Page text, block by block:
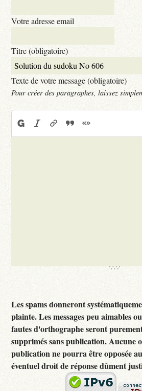
Votre adresse email
Titre (obligatoire)
Texte de votre message (obligatoire)
Pour créer des paragraphes, laissez
Les spams donneront
plainte. Les messages peu aimables
fautes d'orthographe seront
supprimés sans publication. Aucune
publication ne pourra être opposée
éventuel droit de réponse dûment